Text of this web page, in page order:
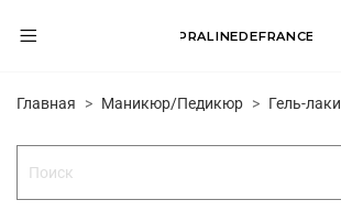
PRALINEDEFRANCE
Главная Маникюр/Педикюр Гель-лаки